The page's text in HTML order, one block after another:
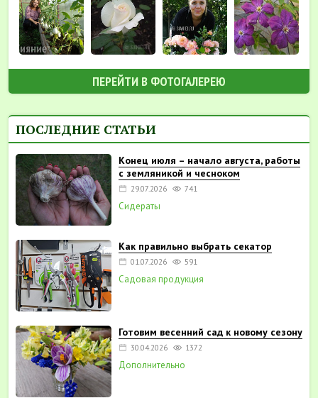
ПЕРЕЙТИ В ФОТОГАЛЕРЕЮ
ПОСЛЕДНИЕ СТАТЬИ
Конец июля – начало августа, работы
с земляникой и чесноком
29.07.2026 741
Сидераты
Как правильно выбрать секатор
01.07.2026 591
Садовая продукция
Готовим весенний сад к новому сезону
30.04.2026 1372
Дополнительно